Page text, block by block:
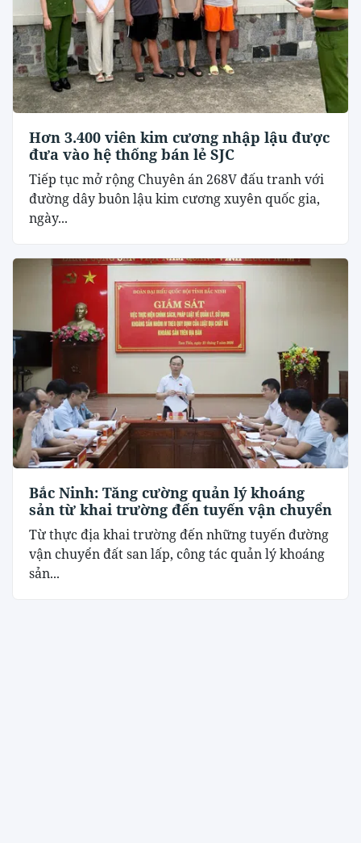
Hơn 3.400 viên kim cương nhập lậu được
đưa vào hệ thống bán lẻ SJC
Tiếp tục mở rộng Chuyên án 268V đấu tranh với
đường dây buôn lậu kim cương xuyên quốc gia,
ngày...
Bắc Ninh: Tăng cường quản lý khoáng
sản từ khai trường đến tuyến vận chuyển
Từ thực địa khai trường đến những tuyến đường
vận chuyển đất san lấp, công tác quản lý khoáng
sản...